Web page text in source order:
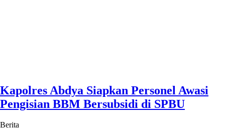
Kapolres Abdya Siapkan Personel Awasi
Pengisian BBM Bersubsidi di SPBU
Berita